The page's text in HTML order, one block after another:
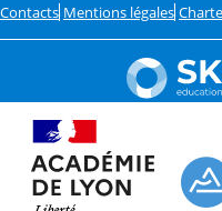
Contacts Mentions légales